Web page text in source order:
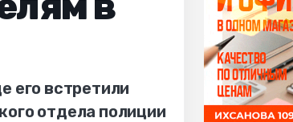
его встретили
отдела полиции